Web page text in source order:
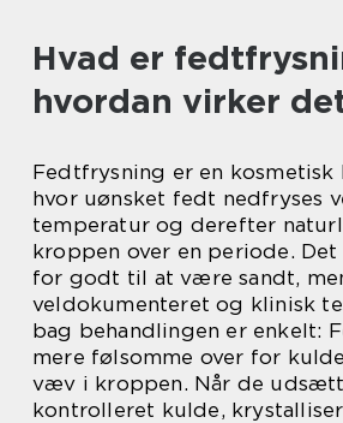
Hvad er
hvordan virker
Fedtfrysning er en kosmetisk
hvor uønsket fedt nedfryses
temperatur og derefter
kroppen over en periode.
for godt til at være sandt,
veldokumenteret og klinisk
bag behandlingen er enkelt:
mere følsomme over for
væv i kroppen. Når de
kontrolleret kulde,